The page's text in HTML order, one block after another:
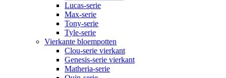
Lucas-serie
Max-serie
Tony-serie
Tyle-serie
Vierkante bloempotten
Clou-serie vierkant
Genesis-serie vierkant
Matheria-serie